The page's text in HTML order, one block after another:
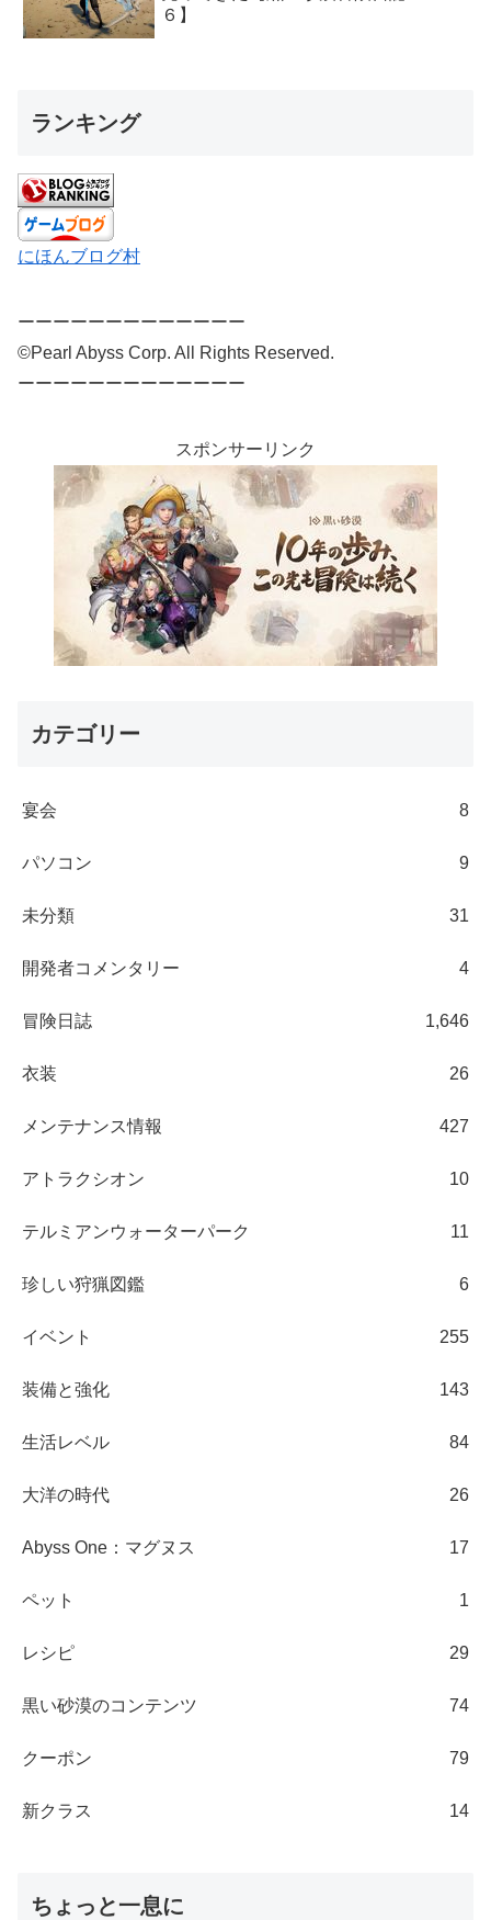
６】
ランキング
にほんブログ村
ーーーーーーーーーーーーー
©Pearl Abyss Corp. All Rights Reserved.
ーーーーーーーーーーーーー
スポンサーリンク
カテゴリー
宴会 8
パソコン 9
未分類 31
開発者コメンタリー 4
冒険日誌 1,646
衣装 26
メンテナンス情報 427
アトラクシオン 10
テルミアンウォーターパーク 11
珍しい狩猟図鑑 6
イベント 255
装備と強化 143
生活レベル 84
大洋の時代 26
Abyss One：マグヌス 17
ペット 1
レシピ 29
黒い砂漠のコンテンツ 74
クーポン 79
新クラス 14
ちょっと一息に